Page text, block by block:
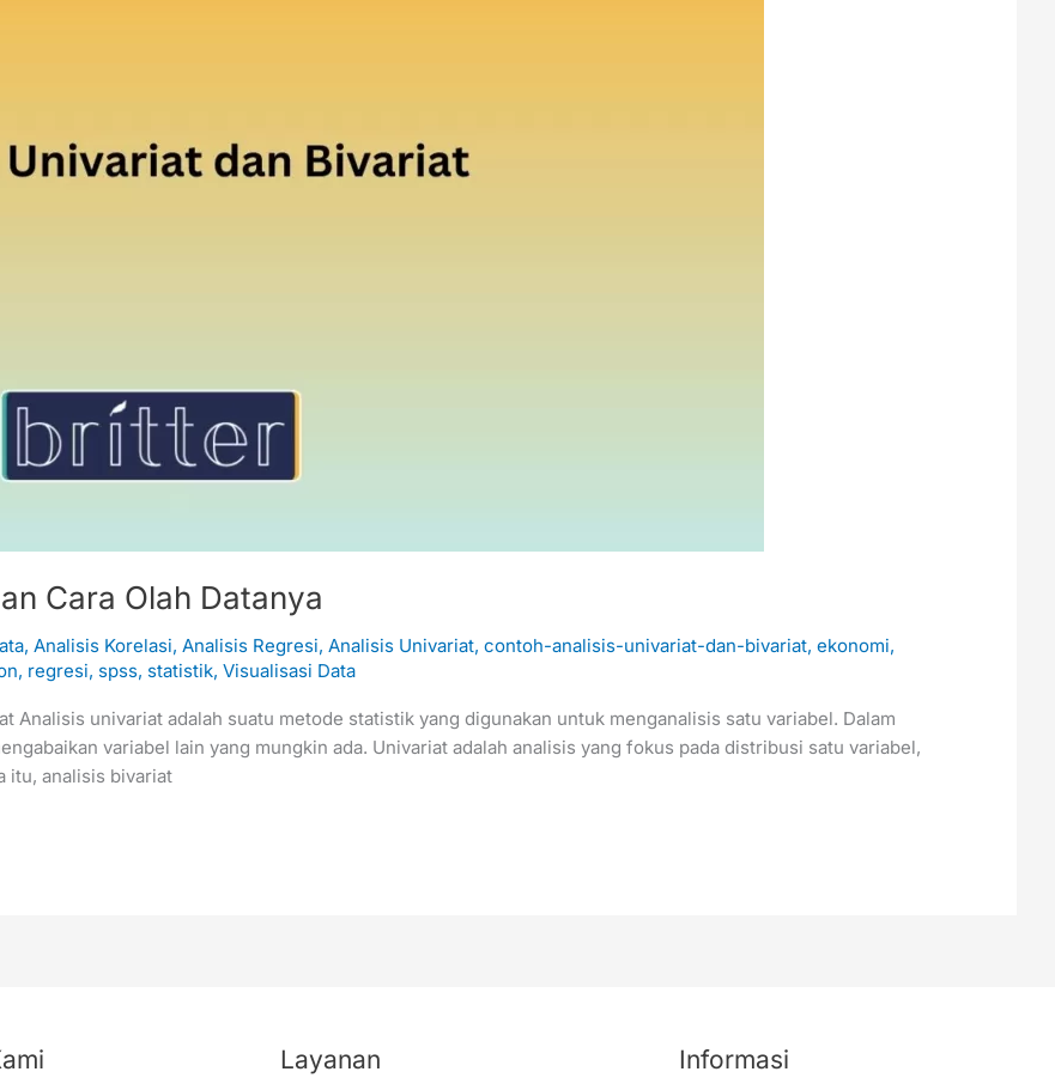
Cara Olah Datanya
, Analisis Korelasi, Analisis Regresi, Analisis Univariat, contoh-analisis-univariat-dan-bivariat, ekonomi,
, regresi, spss, statistik, Visualisasi Data
Analisis univariat adalah suatu metode statistik yang digunakan untuk menganalisis satu variabel. Dalam
variabel lain yang mungkin ada. Univariat adalah analisis yang fokus pada distribusi satu variabel,
itu, analisis bivariat
Layanan Informasi